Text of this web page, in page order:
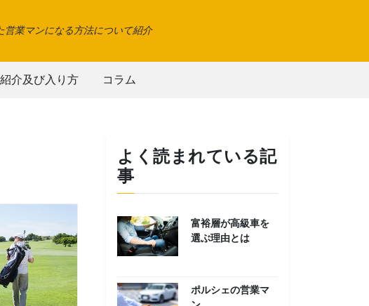
営業マンになる方法について紹介
介及び入り方 コラム
よく読まれている記
事
富裕層が高級車を
選ぶ理由とは
ポルシェの営業マ